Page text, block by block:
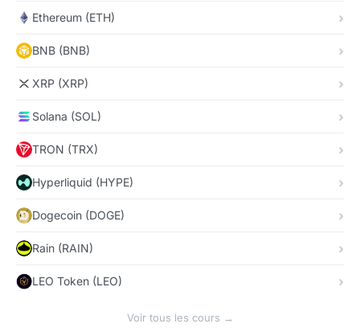
Ethereum (ETH)
BNB (BNB)
XRP (XRP)
Solana (SOL)
TRON (TRX)
Hyperliquid (HYPE)
Dogecoin (DOGE)
Rain (RAIN)
LEO Token (LEO)
Voir tous les cours →